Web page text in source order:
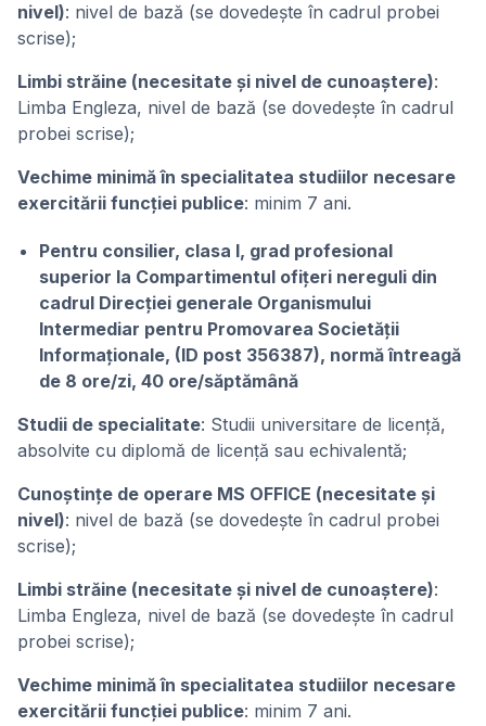
nivel): nivel de bază (se dovedește în cadrul probei
scrise);
Limbi străine (necesitate și nivel de cunoaștere):
Limba Engleza, nivel de bază (se dovedeşte în cadrul
probei scrise);
Vechime minimă în specialitatea studiilor necesare
exercitării funcției publice: minim 7 ani.
Pentru consilier, clasa I, grad profesional
superior la Compartimentul ofițeri nereguli din
cadrul Direcției generale Organismului
Intermediar pentru Promovarea Societății
Informaționale, (ID post 356387), normă întreagă
de 8 ore/zi, 40 ore/săptămână
Studii de specialitate: Studii universitare de licență,
absolvite cu diplomă de licență sau echivalentă;
Cunoștințe de operare MS OFFICE (necesitate și
nivel): nivel de bază (se dovedește în cadrul probei
scrise);
Limbi străine (necesitate și nivel de cunoaștere):
Limba Engleza, nivel de bază (se dovedeşte în cadrul
probei scrise);
Vechime minimă în specialitatea studiilor necesare
exercitării funcției publice: minim 7 ani.